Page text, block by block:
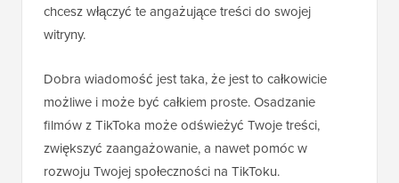
chcesz włączyć te angażujące treści do swojej
witryny.
Dobra wiadomość jest taka, że jest to całkowicie
możliwe i może być całkiem proste. Osadzanie
filmów z TikToka może odświeżyć Twoje treści,
zwiększyć zaangażowanie, a nawet pomóc w
rozwoju Twojej społeczności na TikToku.